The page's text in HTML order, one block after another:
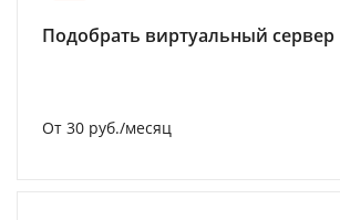
Подобрать виртуальный сервер
От 30 руб./месяц